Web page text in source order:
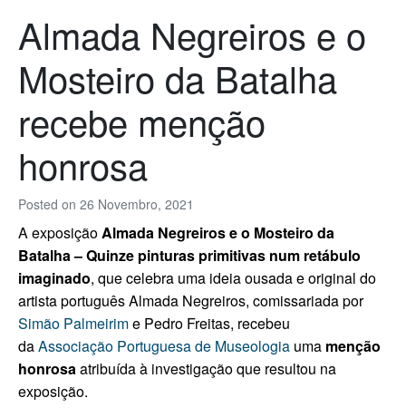
Posted on 26 Novembro, 2021
Almada Negreiros e o
Mosteiro da Batalha
recebe menção
honrosa
A exposiçãoAlmada Negreiros e o Mosteiro da
Batalha – Quinze pinturas primitivas num retábulo
imaginado, que celebra uma ideia ousada e original do
artista português Almada Negreiros, comissariada por
Simão Palmeirime Pedro Freitas, recebeu
daAssociação Portuguesa de Museologia uma menção
honrosaatribuída à investigação que resultou na
exposição.